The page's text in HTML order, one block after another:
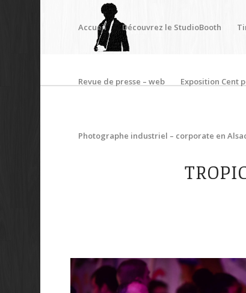
Accueil Découvrez le StudioBooth
Revue de presse – web Exposition Cent
Photographe industriel – corporate en